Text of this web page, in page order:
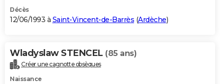
Décès
12/06/1993 à Saint-Vincent-de-Barrès (Ardèche)
Wladyslaw STENCEL (85 ans)
Créer une cagnotte obsèques
Naissance